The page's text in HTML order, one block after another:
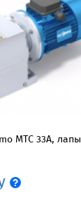
MTC 33A, лапы